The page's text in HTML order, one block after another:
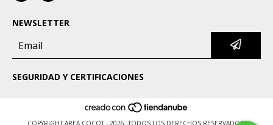
NEWSLETTER
SEGURIDAD Y CERTIFICACIONES
COPYRIGHT AREA COCOT - 2026. TODOS LOS DERECHOS RESERVADOS.